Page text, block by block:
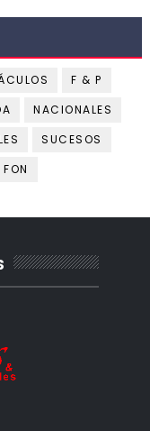
F & P
NACIONALES
SUCESOS
FON